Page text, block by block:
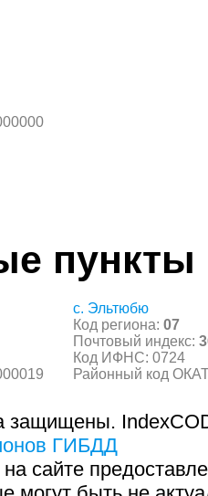
пункты
с. Эльтюбю
Код региона: 07
Почтовый индекс:
Код ИФНС: 0724
Районный код
защищены.
ГИБДД
сайте